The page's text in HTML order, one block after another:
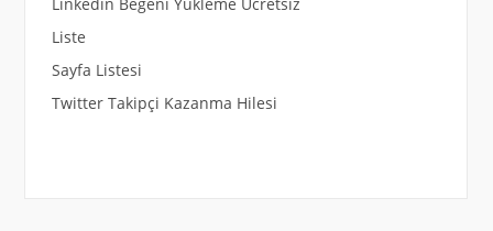
Linkedin Beğeni Yükleme Ücretsiz
Liste
Sayfa Listesi
Twitter Takipçi Kazanma Hilesi